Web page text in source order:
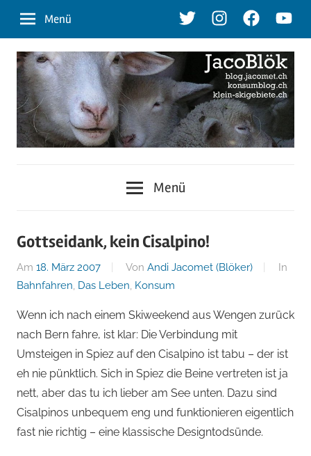
Inhalt
TwitterInstagramFacebook
Menü
der
Blog
von
Andi
Jacomet
klein-
Menü
Gottseidank, kein Cisalpino!
Am 18. März 2007 Von Andi Jacomet (Blöker)
In
Bahnfahren, Das Leben, Konsum
Wenn ich nach einem Skiweekend aus Wengen zurück
nach Bern fahre, ist klar: Die Verbindung mit
Umsteigen in Spiez auf den Cisalpino ist tabu – der ist
eh nie pünktlich. Sich in Spiez die Beine vertreten ist ja
nett, aber das tu ich lieber am See unten. Dazu sind
Cisalpinos unbequem eng und funktionieren eigentlich
fast nie richtig – eine klassische Designtodsünde.